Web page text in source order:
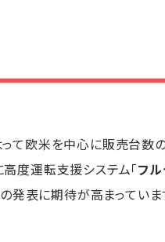
って欧米を中心に販売台数
度運転支援システム「フ
の発表に期待が高まっていま